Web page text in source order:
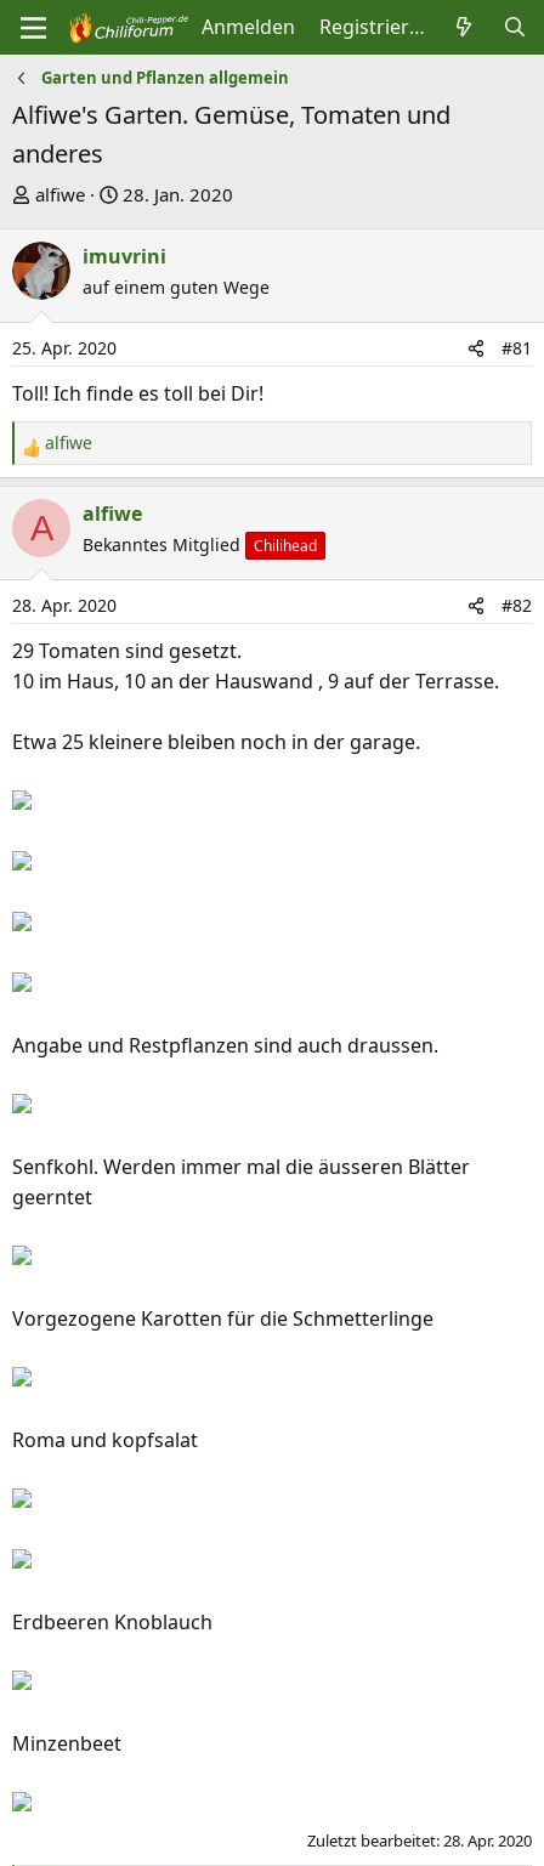
Anmelden Registrieren
Garten und Pflanzen allgemein
Alfiwe's Garten. Gemüse, Tomaten und
anderes
E
s
t
e
l
e
r
alfiwe
E
s
t
l
t
a
28. Jan. 2020
imuvrini
auf einem guten Wege
25. Apr. 2020 #81
Toll! Ich finde es toll bei Dir!
R
e
a
i
o
n
n
alfiwe
A alfiwe
Bekanntes Mitglied Chilihead
28. Apr. 2020 #82
29 Tomaten sind gesetzt.
10 im Haus, 10 an der Hauswand , 9 auf der Terrasse.
Etwa 25 kleinere bleiben noch in der garage.
Angabe und Restpflanzen sind auch draussen.
Senfkohl. Werden immer mal die äusseren Blätter
geerntet
Vorgezogene Karotten für die Schmetterlinge
Roma und kopfsalat
Erdbeeren Knoblauch
Minzenbeet
Zuletzt bearbeitet: 28. Apr. 2020